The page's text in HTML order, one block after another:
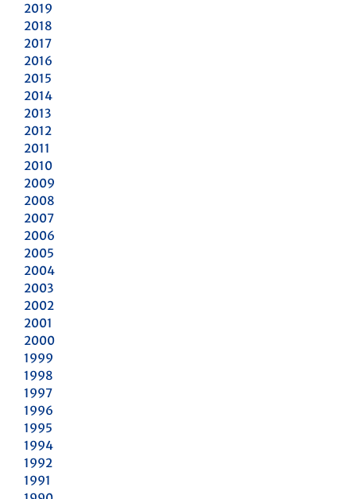
2019
2018
2017
2016
2015
2014
2013
2012
2011
2010
2009
2008
2007
2006
2005
2004
2003
2002
2001
2000
1999
1998
1997
1996
1995
1994
1992
1991